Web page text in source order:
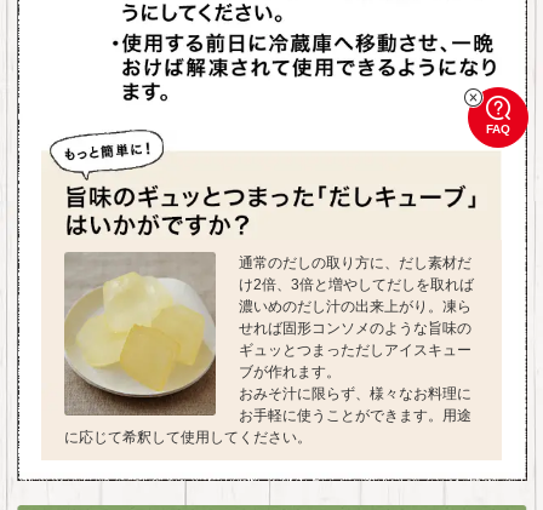
通常のだしの取り方に、だし素材だ
け2倍、3倍と増やしてだしを取れば
濃いめのだし汁の出来上がり。凍ら
せれば固形コンソメのような旨味の
ギュッとつまっただしアイスキュー
ブが作れます。
おみそ汁に限らず、様々なお料理に
お手軽に使うことができます。用途
に応じて希釈して使用してください。
FAQ